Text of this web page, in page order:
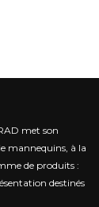
met son
mannequins, à la
de produits :
destinés